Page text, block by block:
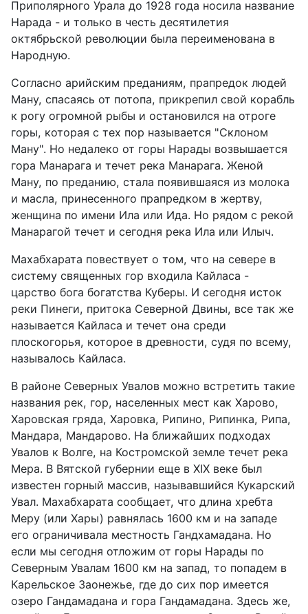
Приполярного Урала до 1928 года носила название
Нарада - и только в честь десятилетия
октябрьской революции была переименована в
Народную.
Согласно арийским преданиям, прапредок людей
Ману, спасаясь от потопа, прикрепил свой корабль
к рогу огромной рыбы и остановился на отроге
горы, которая с тех пор называется "Склоном
Ману". Но недалеко от горы Нарады возвышается
гора Манарага и течет река Манарага. Женой
Ману, по преданию, стала появившаяся из молока
и масла, принесенного прапредком в жертву,
женщина по имени Ила или Ида. Но рядом с рекой
Манарагой течет и сегодня река Ила или Илыч.
Махабхарата повествует о том, что на севере в
систему священных гор входила Кайласа -
царство бога богатства Куберы. И сегодня исток
реки Пинеги, притока Северной Двины, все так же
называется Кайласа и течет она среди
плоскогорья, которое в древности, судя по всему,
называлось Кайласа.
В районе Северных Увалов можно встретить такие
названия рек, гор, населенных мест как Харово,
Харовская гряда, Харовка, Рипино, Рипинка, Рипа,
Мандара, Мандарово. На ближайших подходах
Увалов к Волге, на Костромской земле течет река
Мера. В Вятской губернии еще в XIX веке был
известен горный массив, называвшийся Кукарский
Увал. Махабхарата сообщает, что длина хребта
Меру (или Хары) равнялась 1600 км и на западе
его ограничивала местность Гандхамадана. Но
если мы сегодня отложим от горы Нарады по
Северным Увалам 1600 км на запад, то попадем в
Карельское Заонежье, где до сих пор имеется
озеро Гандамадана и гора Гандамадана. Здесь же,